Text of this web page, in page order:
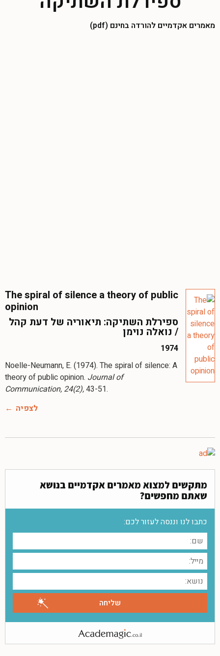
מאמרים אקדמיים להורדה בחינם (pdf)
The spiral of silence a theory of public
opinion
ספירלת השתיקה: תיאוריה של דעת קהל
/ נואלה נוימן
1974
Noelle-Neumann, E. (1974). The spiral of silence: A
theory of public opinion. Journal of
Communication, 24(2),
לצפיה
מתקשים למצוא מאמרים אקדמיים בנושא
שאתם מחפשים?
כתבו לנו וננסה לעזור לכם: